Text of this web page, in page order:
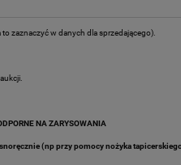
zaznaczyć w danych dla sprzedającego).
NA ZARYSOWANIA
(np przy pomocy nożyka